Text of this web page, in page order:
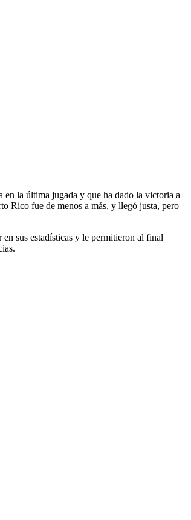
en la última jugada y que ha dado la victoria a
Rico fue de menos a más, y llegó justa, pero
sus estadísticas y le permitieron al final